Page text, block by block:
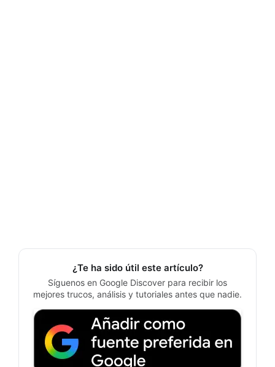
¿Te ha sido útil este artículo?
Síguenos en Google Discover para recibir los
mejores trucos, análisis y tutoriales antes que nadie.